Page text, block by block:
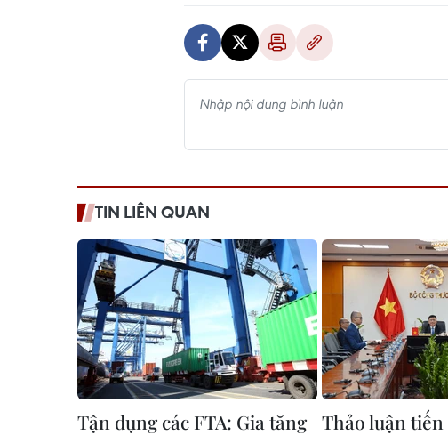
TIN LIÊN QUAN
Tận dụng các FTA: Gia tăng
Thảo luận